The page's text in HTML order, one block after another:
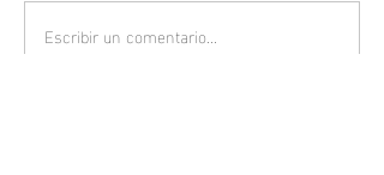
Gato geoffroy (Leopards
Escribir un comentario...